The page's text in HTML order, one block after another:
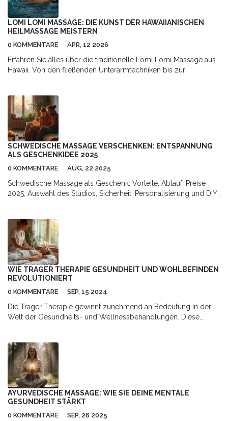
LOMI LOMI MASSAGE: DIE KUNST DER HAWAIIANISCHEN
HEILMASSAGE MEISTERN
0 KOMMENTARE APR, 12 2026
Erfahren Sie alles über die traditionelle Lomi Lomi Massage aus
Hawaii. Von den fließenden Unterarmtechniken bis zur
SCHWEDISCHE MASSAGE VERSCHENKEN: ENTSPANNUNG
ALS GESCHENKIDEE 2025
0 KOMMENTARE AUG, 22 2025
Schwedische Massage als Geschenk: Vorteile, Ablauf, Preise
2025, Auswahl des Studios, Sicherheit, Personalisierung und DIY-
WIE TRAGER THERAPIE GESUNDHEIT UND WOHLBEFINDEN
REVOLUTIONIERT
0 KOMMENTARE SEP, 15 2024
Die Trager Therapie gewinnt zunehmend an Bedeutung in der
Welt der Gesundheits- und Wellnessbehandlungen. Diese
wirst du die Grundlagen der Trager Therapie kennenlernen,
erfahren, wie sie funktioniert und welche Vorteile sie bietet.
Zudem werden Tipps gegeben, wie man die Therapie in den
Alltag integrieren kann.
AYURVEDISCHE MASSAGE: WIE SIE DEINE MENTALE
GESUNDHEIT STÄRKT
0 KOMMENTARE SEP, 26 2025